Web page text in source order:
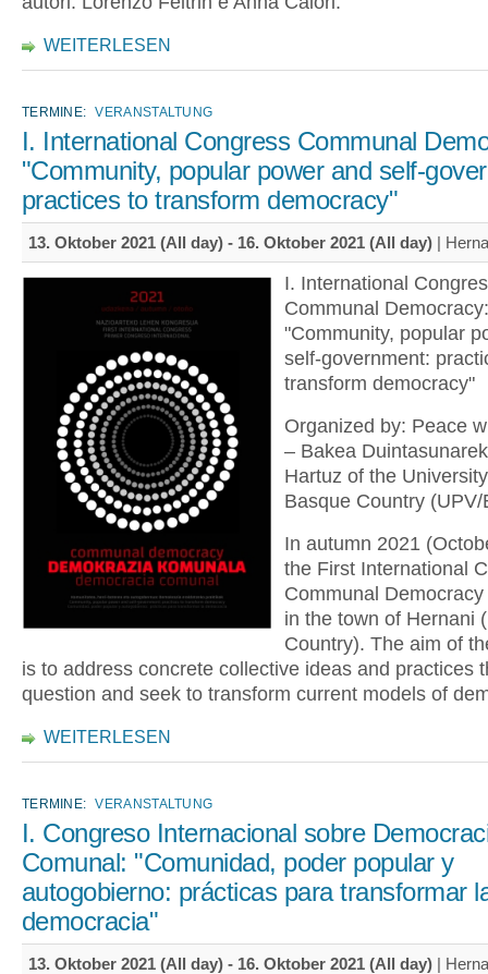
WEITERLESEN
TERMINE: VERANSTALTUNG
I. International Congress Communal
"Community, popular power and self-
practices to transform democracy"
13. Oktober 2021 (All day) - 16. Oktober 2021 (All day) |
I. International
Communal Democracy:
"Community, popular
self-government:
transform democracy"
Organized by: Peace
– Bakea
Hartuz of the
Basque Country (UPV/
In autumn 2021
the First International
Communal
in the town of Hernani
Country). The aim of
is to address concrete collective ideas and practices
question and seek to transform current models of
WEITERLESEN
TERMINE: VERANSTALTUNG
I. Congreso Internacional sobre
Comunal: "Comunidad, poder popular y
autogobierno: prácticas para transformar
democracia"
13. Oktober 2021 (All day) - 16. Oktober 2021 (All day) |